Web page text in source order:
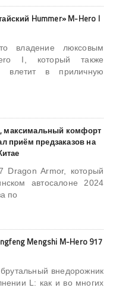
Hummer» M-Hero I
владение люксовым
I, который также
влетит в приличную
максимальный комфорт
приём предзаказов на
Dragon Armor, который
автосалоне 2024
по
Mengshi M-Hero 917
внедорожник
L: как и во многих